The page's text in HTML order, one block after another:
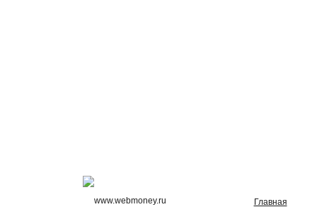
Главная